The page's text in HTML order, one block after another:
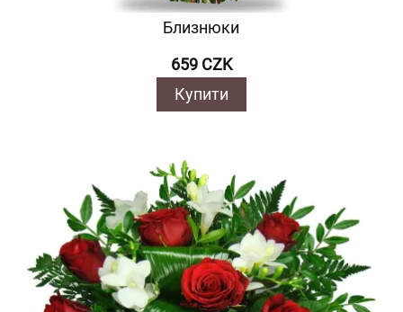
Близнюки
659 CZK
Купити